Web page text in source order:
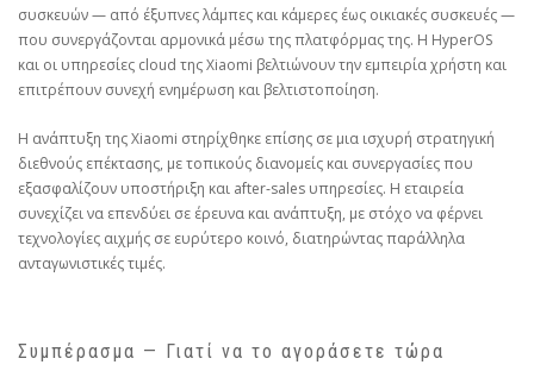
συσκευών — από έξυπνες λάμπες και κάμερες έως οικιακές συσκευές —
που συνεργάζονται αρμονικά μέσω της πλατφόρμας της. Η HyperOS
και οι υπηρεσίες cloud της Xiaomi βελτιώνουν την εμπειρία χρήστη και
επιτρέπουν συνεχή ενημέρωση και βελτιστοποίηση.
Η ανάπτυξη της Xiaomi στηρίχθηκε επίσης σε μια ισχυρή στρατηγική
διεθνούς επέκτασης, με τοπικούς διανομείς και συνεργασίες που
εξασφαλίζουν υποστήριξη και after‑sales υπηρεσίες. Η εταιρεία
συνεχίζει να επενδύει σε έρευνα και ανάπτυξη, με στόχο να φέρνει
τεχνολογίες αιχμής σε ευρύτερο κοινό, διατηρώντας παράλληλα
ανταγωνιστικές τιμές.
Συμπέρασμα — Γιατί να το αγοράσετε τώρα